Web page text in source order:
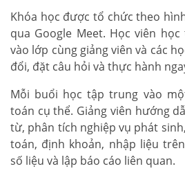
Khóa học được tổ chức theo
qua Google Meet. Học viên
vào lớp cùng giảng viên và các
đổi, đặt câu hỏi và thực hành
Mỗi buổi học tập trung vào
toán cụ thể. Giảng viên hướng
từ, phân tích nghiệp vụ phát
toán, định khoản, nhập liệu
số liệu và lập báo cáo liên quan.